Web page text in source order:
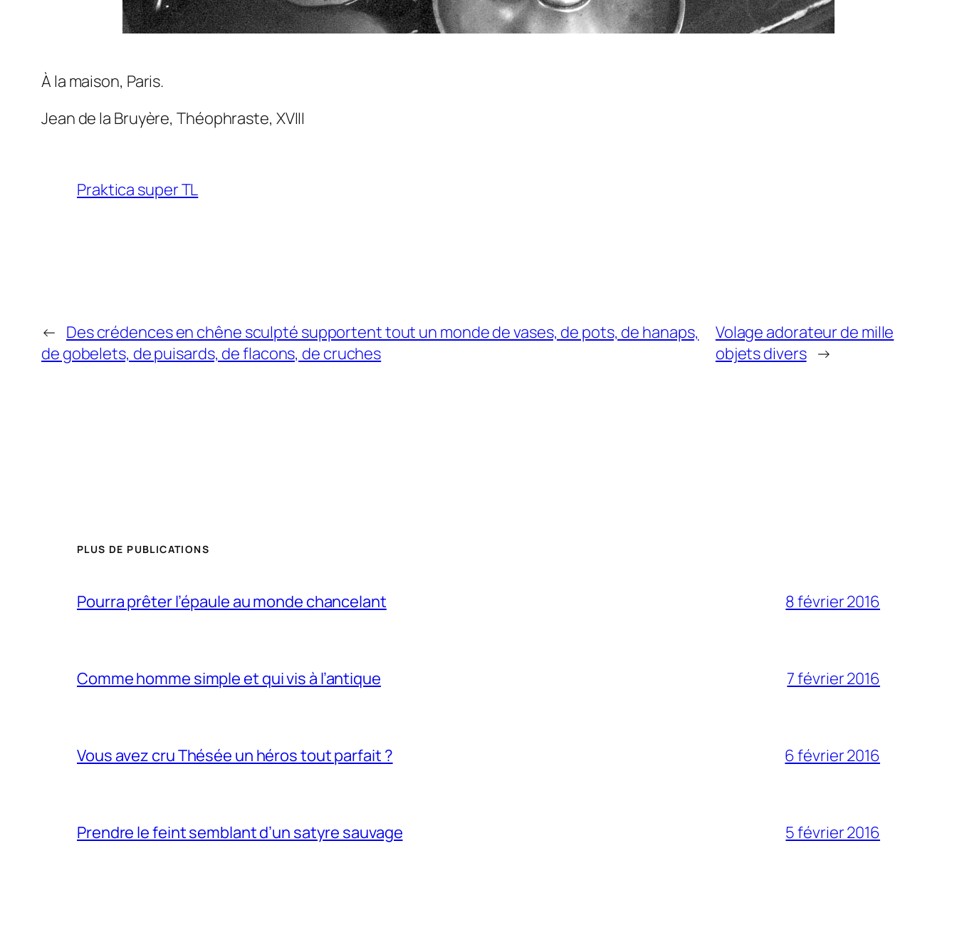
À la maison, Paris.
Jean de la Bruyère, Théophraste, XVIII
Praktica super TL
← Des crédences en chêne sculpté supportent tout un monde de vases, de pots, de hanaps,
de gobelets, de puisards, de flacons, de cruches
Volage adorateur de mille
objets divers →
PLUS DE PUBLICATIONS
Pourra prêter l’épaule au monde chancelant 8 février 2016
Comme homme simple et qui vis à l’antique 7 février 2016
Vous avez cru Thésée un héros tout parfait ? 6 février 2016
Prendre le feint semblant d’un satyre sauvage 5 février 2016